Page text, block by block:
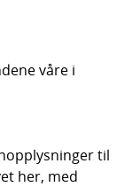
våre i
til
her, med